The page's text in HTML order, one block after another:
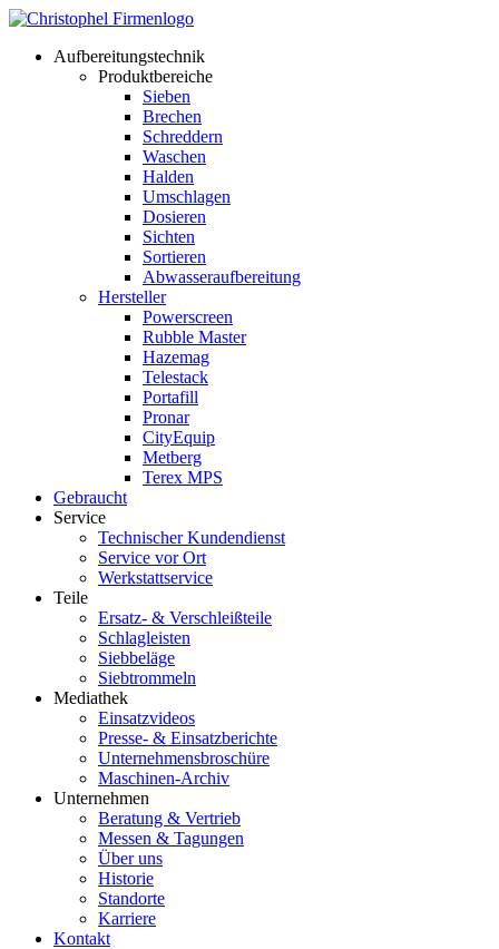
Aufbereitungstechnik
Produktbereiche
Sieben
Brechen
Schreddern
Waschen
Halden
Umschlagen
Dosieren
Sichten
Sortieren
Abwasseraufbereitung
Hersteller
Powerscreen
Rubble Master
Hazemag
Telestack
Portafill
Pronar
CityEquip
Metberg
Terex MPS
Gebraucht
Service
Technischer Kundendienst
Service vor Ort
Werkstattservice
Teile
Ersatz- & Verschleißteile
Schlagleisten
Siebbeläge
Siebtrommeln
Mediathek
Einsatzvideos
Presse- & Einsatzberichte
Unternehmensbroschüre
Maschinen-Archiv
Unternehmen
Beratung & Vertrieb
Messen & Tagungen
Über uns
Historie
Standorte
Karriere
Kontakt